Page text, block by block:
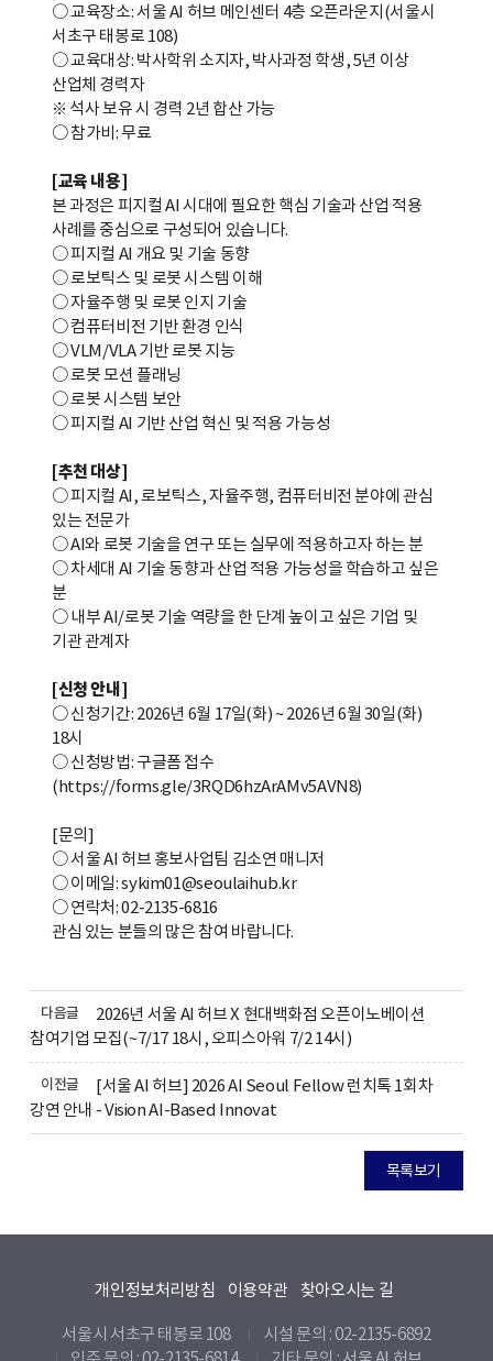
○ 교육장소: 서울 AI 허브 메인센터 4층 오픈라운지(서울시
서초구 태봉로 108)
○ 교육대상: 박사학위 소지자, 박사과정 학생, 5년 이상
산업체 경력자
※ 석사 보유 시 경력 2년 합산 가능
○ 참가비: 무료
[교육 내용]
본 과정은 피지컬 AI 시대에 필요한 핵심 기술과 산업 적용
사례를 중심으로 구성되어 있습니다.
○ 피지컬 AI 개요 및 기술 동향
○ 로보틱스 및 로봇 시스템 이해
○ 자율주행 및 로봇 인지 기술
○ 컴퓨터비전 기반 환경 인식
○ VLM/VLA 기반 로봇 지능
○ 로봇 모션 플래닝
○ 로봇 시스템 보안
○ 피지컬 AI 기반 산업 혁신 및 적용 가능성
[추천 대상]
○ 피지컬 AI, 로보틱스, 자율주행, 컴퓨터비전 분야에 관심
있는 전문가
○ AI와 로봇 기술을 연구 또는 실무에 적용하고자 하는 분
○ 차세대 AI 기술 동향과 산업 적용 가능성을 학습하고 싶은
분
○ 내부 AI/로봇 기술 역량을 한 단계 높이고 싶은 기업 및
기관 관계자
[신청 안내]
○ 신청기간: 2026년 6월 17일(화) ~ 2026년 6월 30일(화)
18시
○ 신청방법: 구글폼 접수
(https://forms.gle/3RQD6hzArAMv5AVN8)
[문의]
○ 서울 AI 허브 홍보사업팀 김소연 매니저
○ 이메일:sykim01@seoulaihub.kr
○ 연락처: 02-2135-6816
관심 있는 분들의 많은 참여 바랍니다.
다음글
2026년 서울 AI 허브 X 현대백화점 오픈이노베이션
참여기업 모집(~7/17 18시, 오피스아워 7/2 14시)
이전글
[서울 AI 허브] 2026 AI Seoul Fellow 런치톡 1회차
강연 안내 - Vision AI-Based Innovat
목록보기
개인정보처리방침 이용약관 찾아오시는 길
서울시 서초구 태봉로 108
시설 문의 : 02-2135-6892